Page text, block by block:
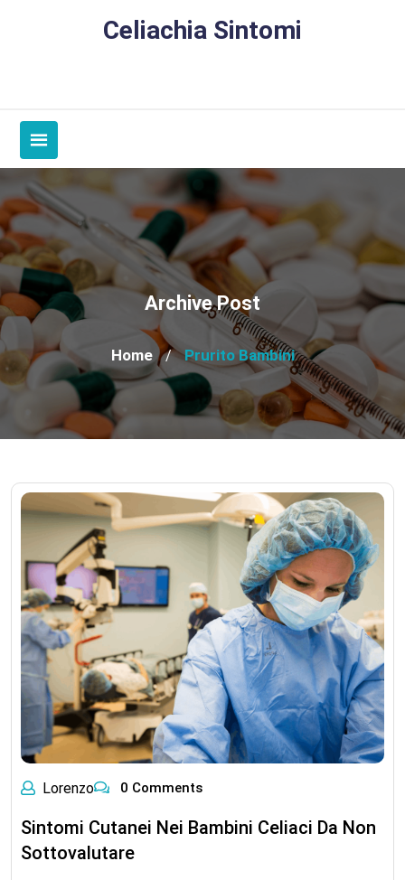
Celiachia Sintomi
Archive Post
Home / Prurito Bambini
Lorenzo 0 Comments
Sintomi Cutanei Nei Bambini Celiaci Da Non
Sottovalutare